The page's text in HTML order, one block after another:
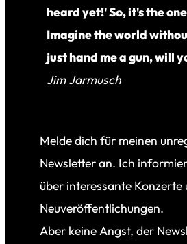
heard yet!' So, it's the
Imagine the world
just hand me a gun, will
Jim Jarmusch
Melde dich für meinen
Newsletter an. Ich
über interessante Konzerte
Neuveröffentlichungen.
Aber keine Angst, der